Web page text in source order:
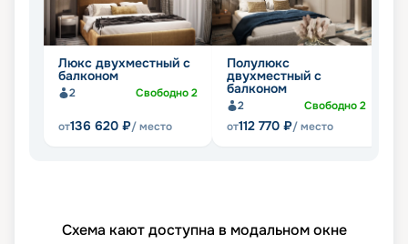
Люкс двухместный с
балконом
2 Свободно2
от136 620 ₽/ место
Полулюкс
двухместный с
балконом
2 Свободно2
от112 770 ₽/ место
Схема кают доступна в модальном окне